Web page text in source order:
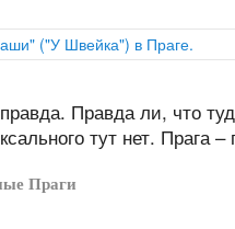
Правда ли, что
тут нет. Прага –
Праги